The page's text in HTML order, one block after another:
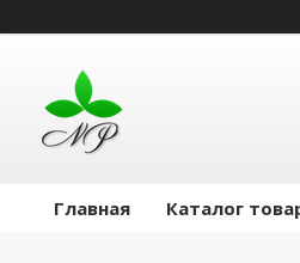
Главная Каталог